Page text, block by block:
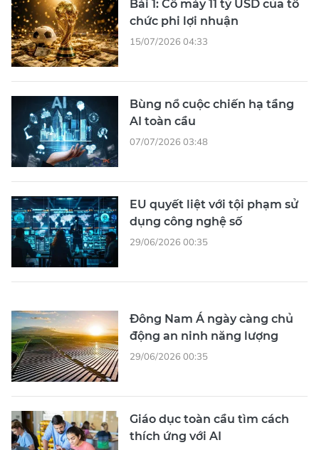
Bài 1: Cỗ máy 11 tỷ USD của tổ
chức phi lợi nhuận
15/07/2026 04:33
Bùng nổ cuộc chiến hạ tầng
AI toàn cầu
07/07/2026 03:48
EU quyết liệt với tội phạm sử
dụng công nghệ số
29/06/2026 00:35
Đông Nam Á ngày càng chủ
động an ninh năng lượng
29/06/2026 00:35
Giáo dục toàn cầu tìm cách
thích ứng với AI